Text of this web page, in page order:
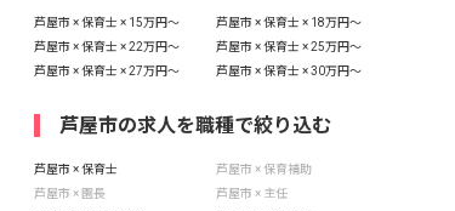
芦屋市 × 保育士 × 15万円〜
芦屋市 × 保育士 × 18万円〜
芦屋市 × 保育士 × 22万円〜
芦屋市 × 保育士 × 25万円〜
芦屋市 × 保育士 × 27万円〜
芦屋市 × 保育士 × 30万円〜
芦屋市の求人を職種で絞り込む
芦屋市 × 保育士
芦屋市 × 保育補助
芦屋市 × 園長
芦屋市 × 主任